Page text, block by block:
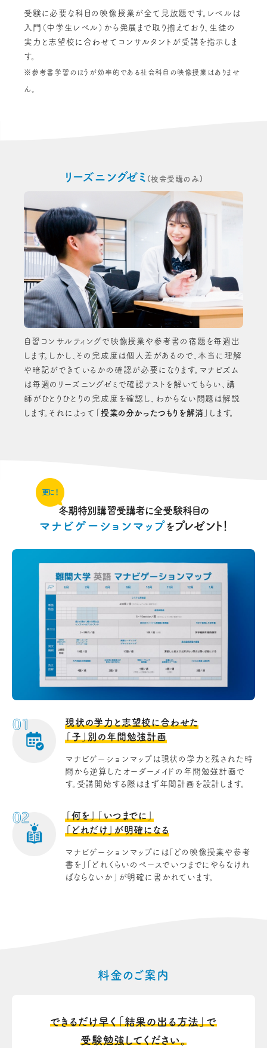
受験に必要な科目の映像授業が全て見放題です。レベルは
入門（中学生レベル）から発展まで取り揃えており、生徒の
実力と志望校に合わせてコンサルタントが受講を指示しま
す。
※参考書学習のほうが効率的である社会科目の映像授業はありませ
ん。
リーズニングゼミ (校舎受講のみ)
自習コンサルティングで映像授業や参考書の宿題を毎週出
します。しかし、その完成度は個人差があるので、本当に理解
や暗記ができているかの確認が必要になります。マナビズム
は毎週のリーズニングゼミで確認テストを解いてもらい、講
師がひとりひとりの完成度を確認し、わからない問題は解説
します。それによって「 授業の分かったつもりを解消 」します。
冬期特別講習受講者に全受験科目の
マナビゲーションマップをプレゼント！
現状の学力と志望校に合わせた
「子」別の年間勉強計画
マナビゲーションマップは現状の学力と残された時
間から逆算したオーダーメイドの年間勉強計画で
す。受講開始する際はまず年間計画を設計します。
「何を」「いつまでに」
「どれだけ」が明確になる
マナビゲーションマップには「どの映像授業や参考
書を」「どれくらいのペースでいつまでにやらなけれ
ばならないか」が明確に書かれています。
料金のご案内
できるだけ早く「結果の出る方法」で
受験勉強してください。